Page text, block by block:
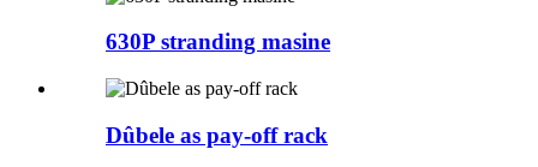
630P stranding masine
Dûbele as pay-off rack